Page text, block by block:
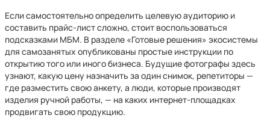
Если самостоятельно определить целевую аудиторию и
составить прайс-лист сложно, стоит воспользоваться
подсказками МБМ. В разделе «Готовые решения» экосистемы
для самозанятых опубликованы простые инструкции по
открытию того или иного бизнеса. Будущие фотографы здесь
узнают, какую цену назначить за один снимок, репетиторы —
где разместить свою анкету, а люди, которые производят
изделия ручной работы, — на каких интернет-площадках
продвигать свою продукцию.